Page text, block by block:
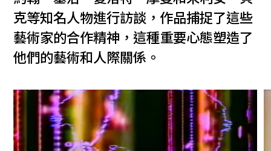
克等知名人物進行訪談，作品捕捉了這些
藝術家的合作精神，這種重要心態塑造了
他們的藝術和人際關係。